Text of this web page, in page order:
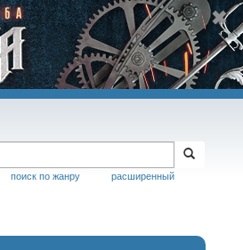
расширенный
поиск по жанру